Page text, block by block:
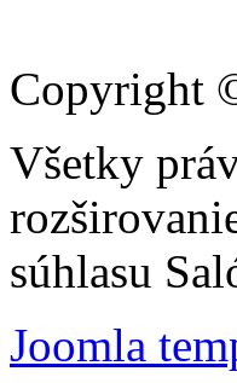
Copyright
Všetky
súhlasu
Joomla